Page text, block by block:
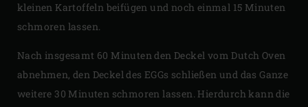
kleinen Kartoffeln beifügen und noch einmal 15 Minuten
schmoren lassen.
Nach insgesamt 60 Minuten den Deckel vom Dutch Oven
abnehmen, den Deckel des EGGs schließen und das Ganze
weitere 30 Minuten schmoren lassen. Hierdurch kann die